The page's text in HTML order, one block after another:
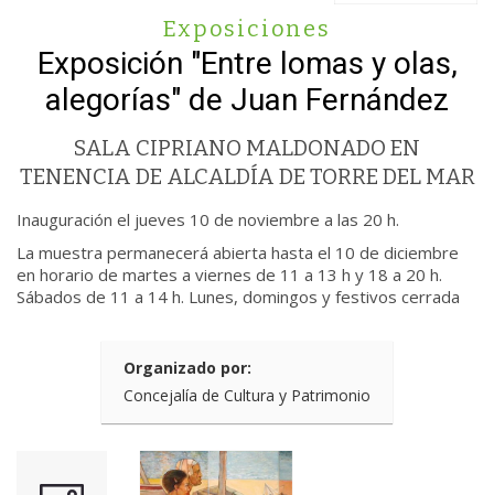
Exposiciones
Exposición "Entre lomas y olas,
alegorías" de Juan Fernández
SALA CIPRIANO MALDONADO EN
TENENCIA DE ALCALDÍA DE TORRE DEL MAR
Inauguración el jueves 10 de noviembre a las 20 h.
La muestra permanecerá abierta hasta el 10 de diciembre
en horario de martes a viernes de 11 a 13 h y 18 a 20 h.
Sábados de 11 a 14 h. Lunes, domingos y festivos cerrada
Organizado por:
Concejalía de Cultura y Patrimonio